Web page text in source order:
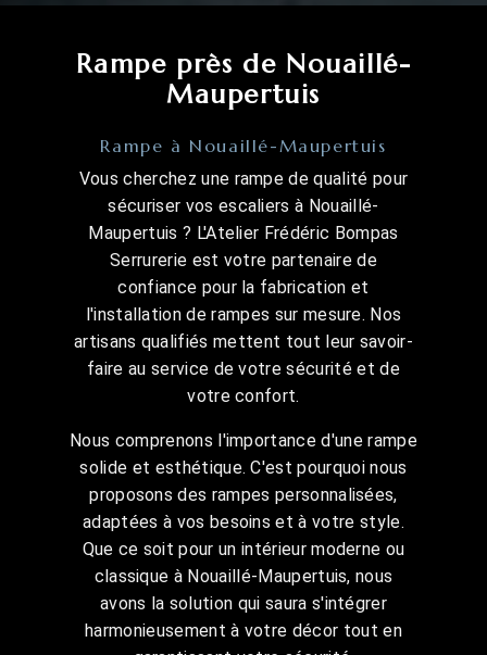
Rampe près de Nouaillé-
Maupertuis
Rampe à Nouaillé-Maupertuis
Vous cherchez une rampe de qualité pour
sécuriser vos escaliers à Nouaillé-
Maupertuis ? L'Atelier Frédéric Bompas
Serrurerie est votre partenaire de
confiance pour la fabrication et
l'installation de rampes sur mesure. Nos
artisans qualifiés mettent tout leur savoir-
faire au service de votre sécurité et de
votre confort.
Nous comprenons l'importance d'une rampe
solide et esthétique. C'est pourquoi nous
proposons des rampes personnalisées,
adaptées à vos besoins et à votre style.
Que ce soit pour un intérieur moderne ou
classique à Nouaillé-Maupertuis, nous
avons la solution qui saura s'intégrer
harmonieusement à votre décor tout en